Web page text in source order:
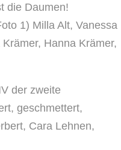
die Daumen!
1) Milla Alt, Vanessa
Hanna Krämer,
der zweite
geschmettert,
Cara Lehnen,